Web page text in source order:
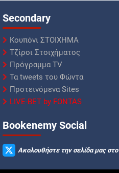
Secondary
Κουπόνι ΣΤΟΙΧΗΜΑ
Τζίροι Στοιχήματος
Πρόγραμμα TV
Τα tweets του Φώντα
Προτεινόμενα Sites
LIVE-BET by FONTAS
Βookenemy Social
Ακολουθήστε την σελίδα μας στο